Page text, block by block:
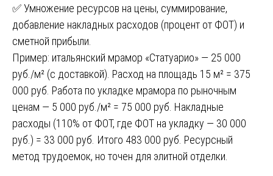
✅ Умножение ресурсов на цены, суммирование,
добавление накладных расходов (процент от ФОТ) и
сметной прибыли.
Пример: итальянский мрамор «Статуарио» — 25 000
руб./м² (с доставкой). Расход на площадь 15 м² = 375
000 руб. Работа по укладке мрамора по рыночным
ценам — 5 000 руб./м² = 75 000 руб. Накладные
расходы (110% от ФОТ, где ФОТ на укладку — 30 000
руб.) = 33 000 руб. Итого 483 000 руб. Ресурсный
метод трудоемок, но точен для элитной отделки.